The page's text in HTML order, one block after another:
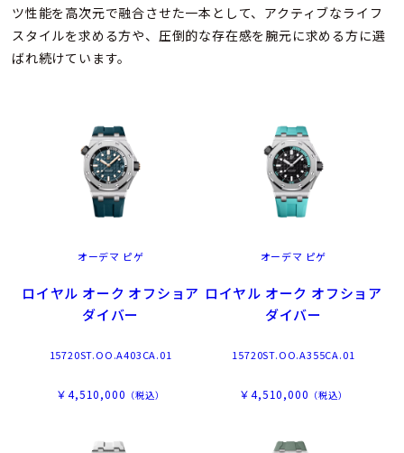
ツ性能を高次元で融合させた一本として、アクティブなライフ
スタイルを求める方や、圧倒的な存在感を腕元に求める方に選
ばれ続けています。
オーデマ ピゲ
ロイヤル オーク オフショア
ダイバー
15720ST.OO.A403CA.01
￥4,510,000 （税込）
オーデマ ピゲ
ロイヤル オーク オフショア
ダイバー
15720ST.OO.A355CA.01
￥4,510,000 （税込）